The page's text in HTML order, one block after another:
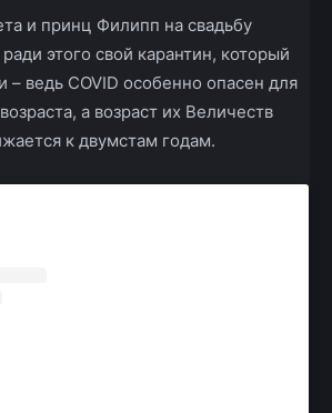
и принц Филипп на свадьбу
этого свой карантин, который
– ведь COVID особенно опасен для
а возраст их Величеств
к двумстам годам.